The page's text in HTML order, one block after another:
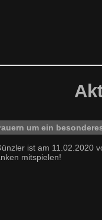
um ein
ist am 11.02.2020
mitspielen!